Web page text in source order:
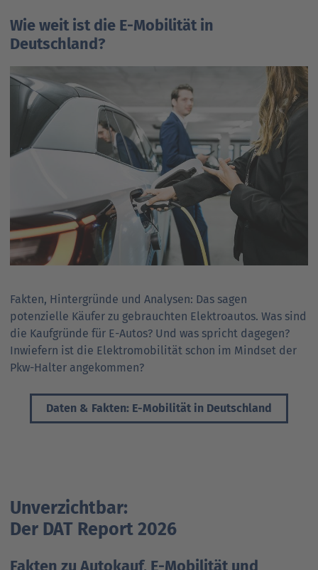
Wie weit ist die E-Mobilität in
Deutschland?
Fakten, Hintergründe und Analysen: Das sagen
potenzielle Käufer zu gebrauchten Elektroautos. Was sind
die Kaufgründe für E-Autos? Und was spricht dagegen?
Inwiefern ist die Elektromobilität schon im Mindset der
Pkw-Halter angekommen?
Daten & Fakten: E-Mobilität in Deutschland
Unverzichtbar:
Der DAT Report 2026